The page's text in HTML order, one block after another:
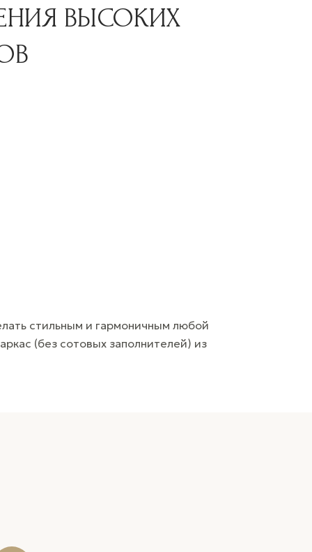
ВЫСОКИХ
стильным и гармоничным любой
(без сотовых заполнителей) из